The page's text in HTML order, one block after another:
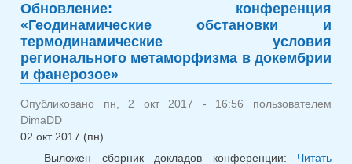
«Геодинамические
условия
фанерозое»
Обновление: конференция
«Геодинамические обстановки и
термодинамические условия
регионального метаморфизма в докембрии
и фанерозое»
Опубликовано пн, 2 окт 2017 - 16:56 пользователем
DimaDD
02 окт 2017 (пн)
Выложен сборник докладов конференции: Читать